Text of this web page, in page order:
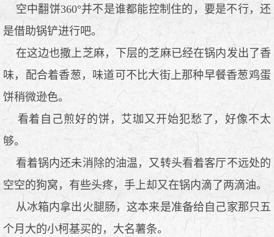
空中翻饼360°并不是谁都能控制住的，要是不行，还
是借助锅铲进行吧。
在这边也撒上芝麻，下层的芝麻已经在锅内发出了香
味，配合着香葱，味道可不比大街上那种早餐香葱鸡蛋
饼稍微逊色。
看着自己煎好的饼，艾珈又开始犯愁了，好像不太
够。
看着锅内还未消除的油温，又转头看着客厅不远处的
空空的狗窝，有些头疼，手上却又在锅内滴了两滴油。
从冰箱内拿出火腿肠，这本来是准备给自己家那只五
个月大的小柯基买的，大名薯条。